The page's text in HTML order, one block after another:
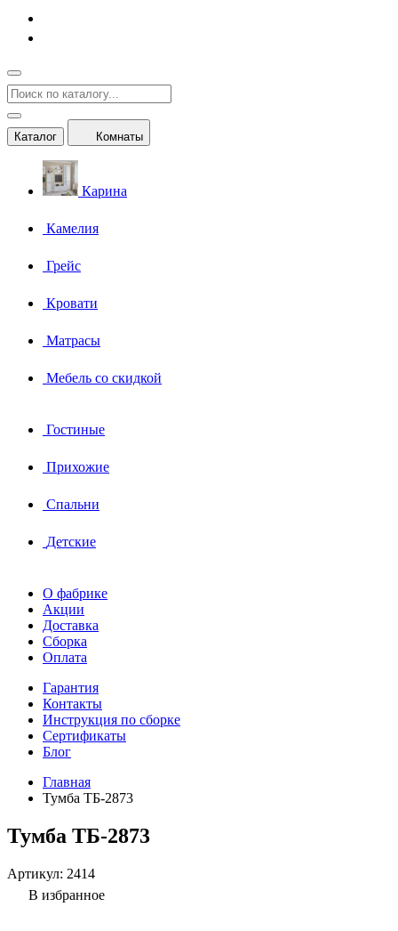
Каталог Комнаты
Карина
Камелия
Грейс
Кровати
Матрасы
Мебель со скидкой
Гостиные
Прихожие
Спальни
Детские
О фабрике
Акции
Доставка
Сборка
Оплата
Гарантия
Контакты
Инструкция по сборке
Сертификаты
Блог
Главная
Тумба ТБ-2873
Тумба ТБ-2873
Артикул: 2414
В избранное